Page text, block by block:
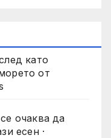
като
от
очаква да
есен ·